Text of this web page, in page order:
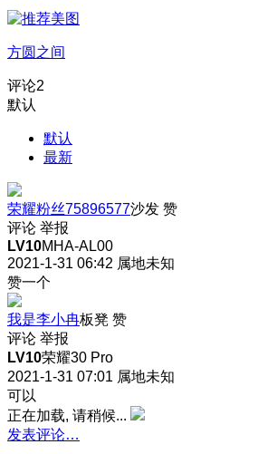
方圆之间
评论2
默认
默认
最新
荣耀粉丝75896577沙发 赞
评论 举报
LV10MHA-AL00
2021-1-31 06:42 属地未知
赞一个
我是李小冉板凳 赞
评论 举报
LV10荣耀30 Pro
2021-1-31 07:01 属地未知
可以
正在加载, 请稍候...
发表评论…